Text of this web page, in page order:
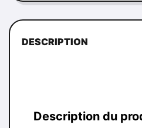
DESCRIPTION
Description du